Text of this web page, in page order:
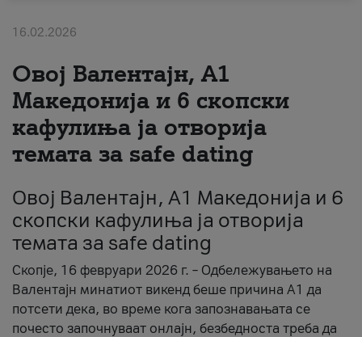
#ПодобарОнлајн
16.02.2026
Овој Валентајн, A1
Македонија и 6 скопски
кафулиња ја отворија
темата за safe dating
Овој Валентајн, A1 Македонија и 6
скопски кафулиња ја отворија
темата за safe dating
Скопје, 16 февруари 2026 г. – Одбележувањето на
Валентајн минатиот викенд беше причина А1 да
потсети дека, во време кога запознавањата се
почесто започнуваат онлајн, безбедноста треба да